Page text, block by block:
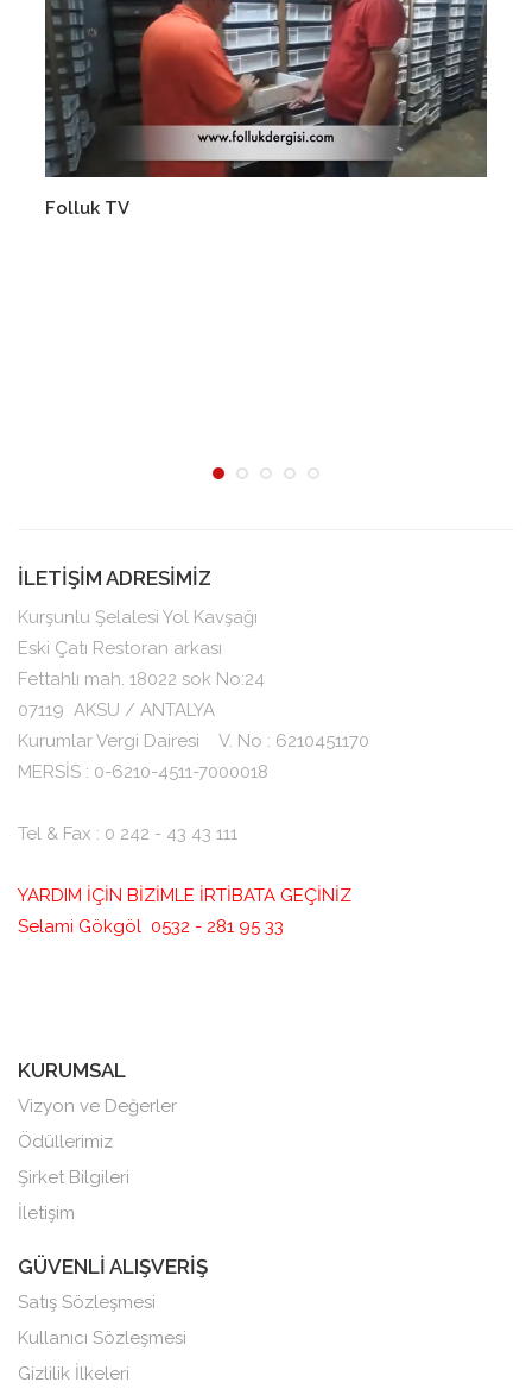
Folluk TV
Devamını Oku
İLETİŞİM ADRESİMİZ
Kurşunlu Şelalesi Yol Kavşağı
Eski Çatı Restoran arkası
Fettahlı mah. 18022 sok No:24
07119 AKSU / ANTALYA
Kurumlar Vergi Dairesi V. No : 6210451170
MERSİS : 0-6210-4511-7000018
Tel & Fax : 0 242 - 43 43 111
YARDIM İÇİN BİZİMLE İRTİBATA GEÇİNİZ
Selami Gökgöl 0532 - 281 95 33
KURUMSAL
Vizyon ve Değerler
Ödüllerimiz
Şirket Bilgileri
İletişim
GÜVENLİ ALIŞVERİŞ
Satış Sözleşmesi
Kullanıcı Sözleşmesi
Gizlilik İlkeleri